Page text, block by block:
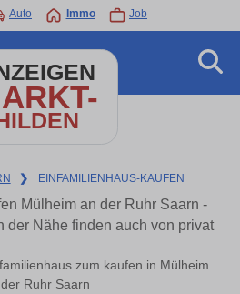
Auto Immo Job
❯ EINFAMILIENHAUS-KAUFEN
Mülheim an der Ruhr Saarn -
der Nähe finden auch von privat
zum kaufen in Mülheim
Ruhr Saarn